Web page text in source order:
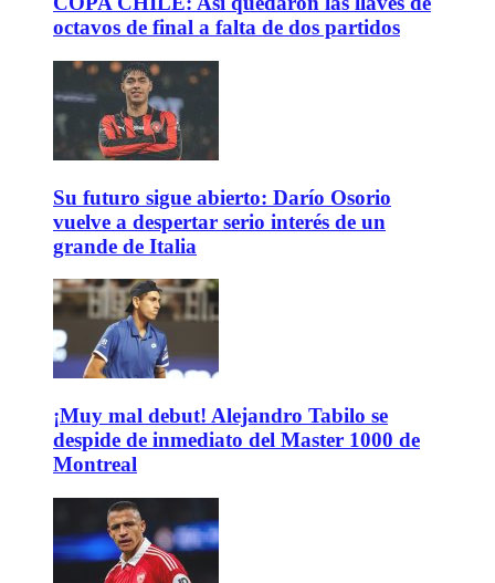
octavos de final a falta de dos partidos
Su futuro sigue abierto: Darío Osorio
vuelve a despertar serio interés de un
grande de Italia
¡Muy mal debut! Alejandro Tabilo se
despide de inmediato del Master 1000 de
Montreal